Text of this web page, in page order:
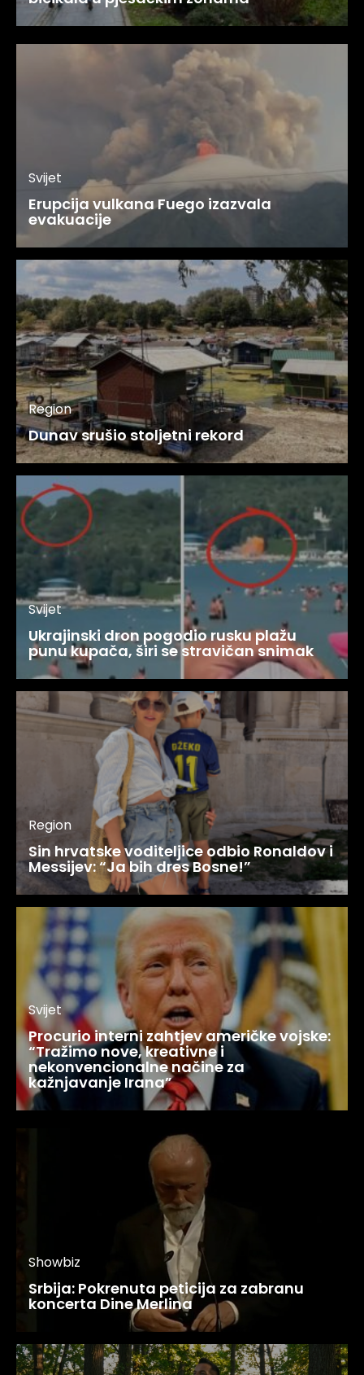
Svijet
Erupcija vulkana Fuego izazvala
evakuacije
Region
Dunav srušio stoljetni rekord
Svijet
Ukrajinski dron pogodio rusku plažu
punu kupača, širi se stravičan snimak
Region
Sin hrvatske voditeljice odbio Ronaldov i
Messijev: “Ja bih dres Bosne!”
Svijet
Procurio interni zahtjev američke vojske:
“Tražimo nove, kreativne i
nekonvencionalne načine za
kažnjavanje Irana”
Showbiz
Srbija: Pokrenuta peticija za zabranu
koncerta Dine Merlina